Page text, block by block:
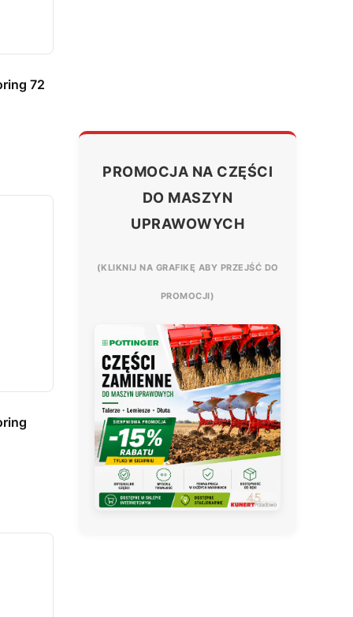
72
PROMOCJA NA CZĘŚCI
DO MASZYN
UPRAWOWYCH
(KLIKNIJ NA GRAFIKĘ ABY PRZEJŚĆ DO
PROMOCJI)